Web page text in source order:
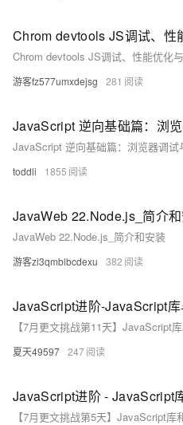
Chrom devtools JS调试、性
Chrom devtools JS调试、性能优化
游客fz577umxdejsg 281
JavaScript 逆向基础篇：浏
JavaScript 逆向基础篇：浏览器调试
toddli 1855
JavaWeb 22.Node.js_简介
JavaWeb 22.Node.js_简介和安装
游客zi3qmblbcdexu 382
JavaScript进阶-JavaScript
夏天49597 247
JavaScript进阶 - JavaScript